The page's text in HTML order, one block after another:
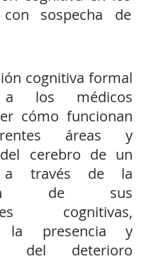
con sospecha de
cognitiva formal
a los médicos
cómo funcionan
áreas y
cerebro de un
a través de la
de sus
cognitivas,
la presencia y
del deterioro